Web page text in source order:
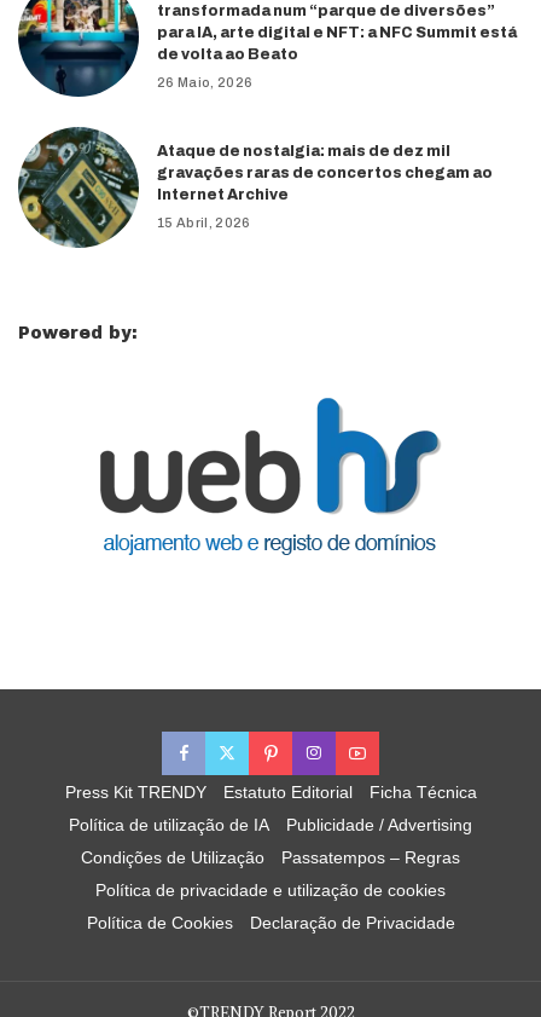
transformada num “parque de diversões”
para IA, arte digital e NFT: a NFC Summit está
de volta ao Beato
26 Maio, 2026
Ataque de nostalgia: mais de dez mil
gravações raras de concertos chegam ao
Internet Archive
15 Abril, 2026
Powered by:
Press Kit TRENDY Estatuto Editorial
Ficha Técnica
Política de utilização de IA
Publicidade / Advertising
Condições de Utilização
Passatempos – Regras
Política de privacidade e utilização de cookies
Política de Cookies
Declaração de Privacidade
©TRENDY Report 2022